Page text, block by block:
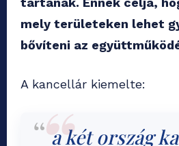
mely területeken lehet
bővíteni az
A kancellár kiemelte:
a két ország